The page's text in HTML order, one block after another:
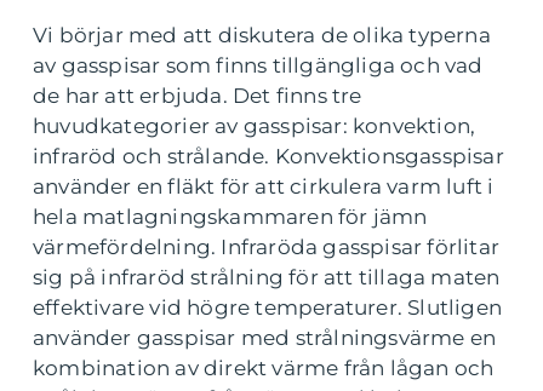
Vi börjar med att diskutera de olika typerna
av gasspisar som finns tillgängliga och vad
de har att erbjuda. Det finns tre
huvudkategorier av gasspisar: konvektion,
infraröd och strålande. Konvektionsgasspisar
använder en fläkt för att cirkulera varm luft i
hela matlagningskammaren för jämn
värmefördelning. Infraröda gasspisar förlitar
sig på infraröd strålning för att tillaga maten
effektivare vid högre temperaturer. Slutligen
använder gasspisar med strålningsvärme en
kombination av direkt värme från lågan och